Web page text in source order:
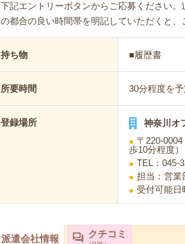
下記エントリーボタンからご応募ください
の都合の良い時間帯を明記していただくと、
持ち物 ■履歴書
所要時間 30分程度を予
登録場所
神奈川オ
〒220-
歩10分程度）
TEL：045-
担当：営業
受付可能日
派遣会社情報 クチコミ